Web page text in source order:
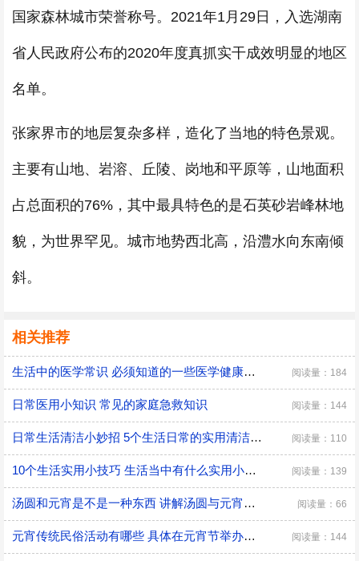
国家森林城市荣誉称号。2021年1月29日，入选湖南
省人民政府公布的2020年度真抓实干成效明显的地区
名单。
张家界市的地层复杂多样，造化了当地的特色景观。
主要有山地、岩溶、丘陵、岗地和平原等，山地面积
占总面积的76%，其中最具特色的是石英砂岩峰林地
貌，为世界罕见。城市地势西北高，沿澧水向东南倾
斜。
相关推荐
生活中的医学常识 必须知道的一些医学健康小常识 阅读量：184
日常医用小知识 常见的家庭急救知识 阅读量：144
日常生活清洁小妙招 5个生活日常的实用清洁小技巧 阅读量：110
10个生活实用小技巧 生活当中有什么实用小技巧 阅读量：139
汤圆和元宵是不是一种东西 讲解汤圆与元宵的区别 阅读量：66
元宵传统民俗活动有哪些 具体在元宵节举办的传统民俗活动 阅读量：144